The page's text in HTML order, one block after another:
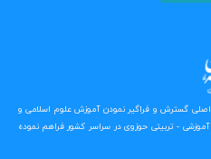
اصلی گسترش و فراگیر نمودن آموزش علوم اسلامی و
- تربیتی حوزوی در سراسر کشور فراهم نموده